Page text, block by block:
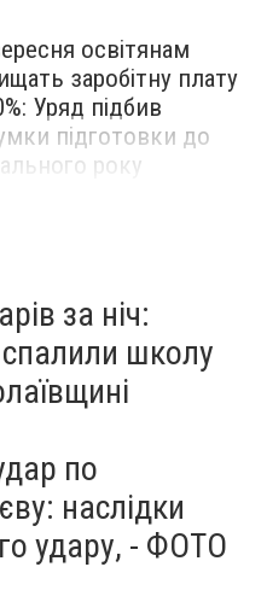
освітянам
заробітну плату
Уряд підбив
підготовки до
року
складну аварію
за ніч:
спалили школу
по
наслідки
удару, - ФОТО